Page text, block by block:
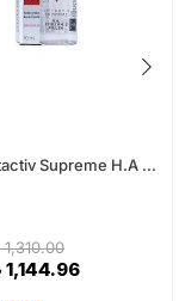
Vichy Liftactiv Supreme H.A Epidermic Filler Serum 10 ml
1,310.00
1,144.96